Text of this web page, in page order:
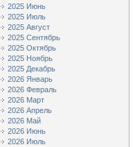
2025 Июнь
2025 Июль
2025 Август
2025 Сентябрь
2025 Октябрь
2025 Ноябрь
2025 Декабрь
2026 Январь
2026 Февраль
2026 Март
2026 Апрель
2026 Май
2026 Июнь
2026 Июль